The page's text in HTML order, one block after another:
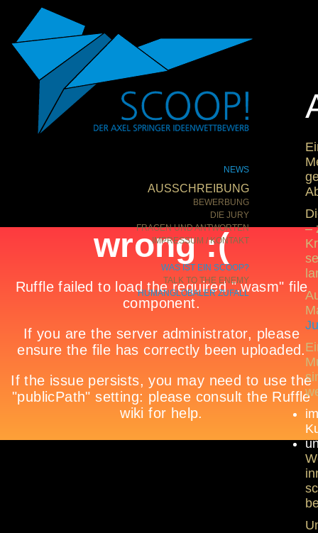
–
NEWS
AUSSCHREIBUNG
BEWERBUNG
DIE JURY
FRAGEN UND ANTWORTEN
IMPRESSUM / KONTAKT
WAS IST EIN SCOOP?
TALK TO THE ENEMY
HUMANGLOBALER ZUFALL